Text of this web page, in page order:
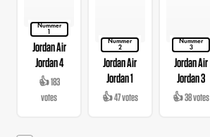
Nummer
1
Jordan Air
Jordan 4
👍 183
votes
Nummer
2
Jordan Air
Jordan 1
👍 47 votes
Nummer
3
Jordan Air
Jordan 3
👍 38 votes